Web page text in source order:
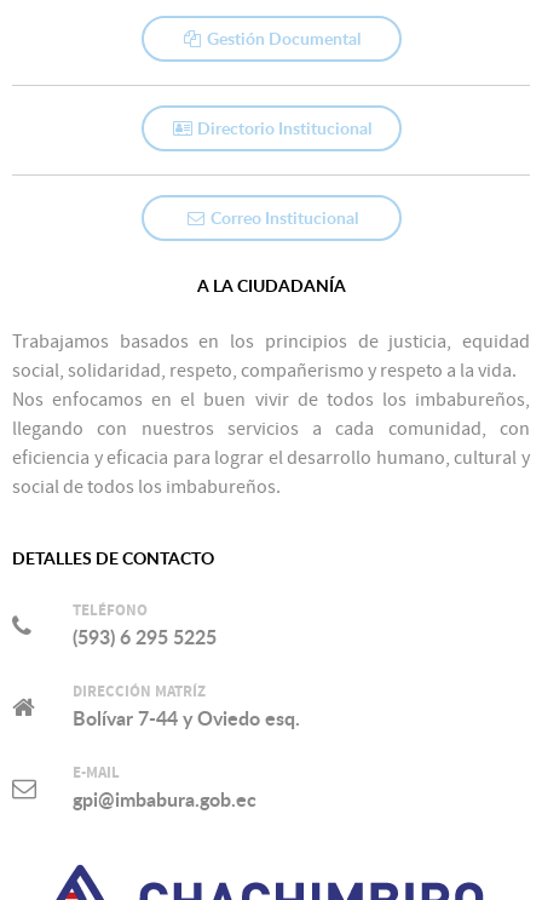
Gestión Documental
Directorio Institucional
Correo Institucional
A LA CIUDADANÍA
Trabajamos basados en los principios de justicia, equidad
social, solidaridad, respeto, compañerismo y respeto a la vida.
Nos enfocamos en el buen vivir de todos los imbabureños,
llegando con nuestros servicios a cada comunidad, con
eficiencia y eficacia para lograr el desarrollo humano, cultural y
social de todos los imbabureños.
DETALLES DE CONTACTO
TELÉFONO
(593) 6 295 5225
DIRECCIÓN MATRÍZ
Bolívar 7-44 y Oviedo esq.
E-MAIL
gpi@imbabura.gob.ec